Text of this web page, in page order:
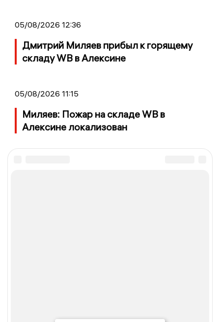
05/08/2026 12:36
Дмитрий Миляев прибыл к горящему
складу WB в Алексине
05/08/2026 11:15
Миляев: Пожар на складе WB в
Алексине локализован